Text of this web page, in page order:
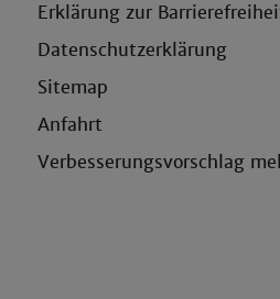
Erklärung zur
Datenschutzerklärung
Sitemap
Anfahrt
Verbesserungsvorschlag